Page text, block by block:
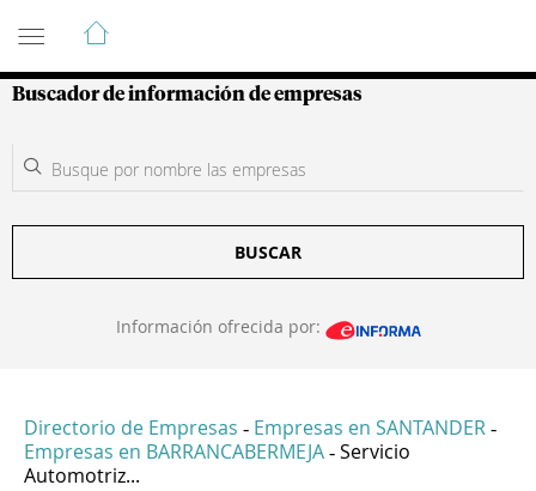
Guía de Empresas Colombianas
Buscador de información de empresas
BUSCAR
Información ofrecida por:
Directorio de Empresas - Empresas en SANTANDER -
Empresas en BARRANCABERMEJA - Servicio
Automotriz...